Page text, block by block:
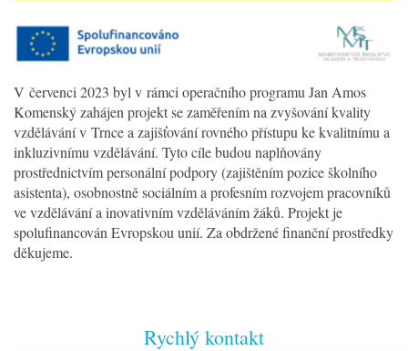
V červenci 2023 byl v rámci operačního programu Jan Amos
Komenský zahájen projekt se zaměřením na zvyšování kvality
vzdělávání v Trnce a zajišťování rovného přístupu ke kvalitnímu a
inkluzivnímu vzdělávání. Tyto cíle budou naplňovány
prostřednictvím personální podpory (zajištěním pozice školního
asistenta), osobnostně sociálním a profesním rozvojem pracovníků
ve vzdělávání a inovativním vzděláváním žáků. Projekt je
spolufinancován Evropskou unií. Za obdržené finanční prostředky
děkujeme.
Rychlý kontakt